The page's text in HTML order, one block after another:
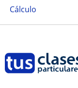
Cálculo